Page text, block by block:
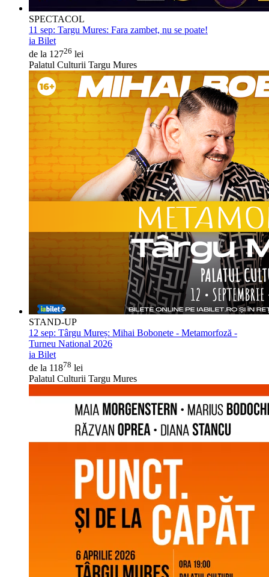
SPECTACOL
11 sep: Targu Mures: Fara zambet, nu se poate!
ia Bilet
de la 12726 lei
Palatul Culturii Targu Mures
STAND-UP
12 sep: Târgu Mureș: Mihai Bobonete - Metamorfoză -
Turneu National 2026
ia Bilet
de la 11878 lei
Palatul Culturii Targu Mures